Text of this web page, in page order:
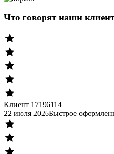
Что говорят наши
Клиент 17196114
22 июля 2026Быстрое